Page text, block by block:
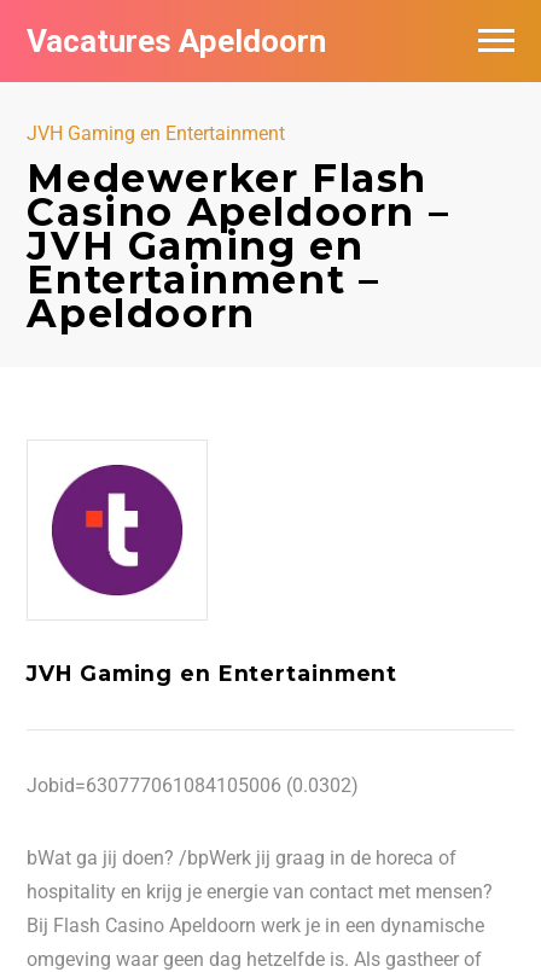
Vacatures Apeldoorn
JVH Gaming en Entertainment
Medewerker Flash
Casino Apeldoorn –
JVH Gaming en
Entertainment –
Apeldoorn
JVH Gaming en Entertainment
Jobid=630777061084105006 (0.0302)
bWat ga jij doen? /bpWerk jij graag in de horeca of
hospitality en krijg je energie van contact met mensen?
Bij Flash Casino Apeldoorn werk je in een dynamische
omgeving waar geen dag hetzelfde is. Als gastheer of
Vacatures per bedrijf
De populairste vacatures in Apeldoorn
Nieuwsbrief feed